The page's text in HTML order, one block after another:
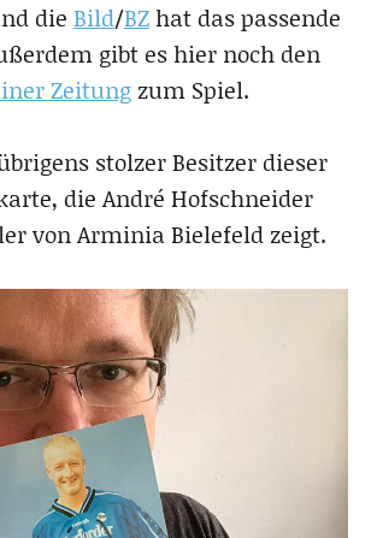
die Bild/BZhat das passende
gibt es hier noch den
Zeitungzum Spiel.
stolzer Besitzer dieser
die André Hofschneider
von Arminia Bielefeld zeigt.